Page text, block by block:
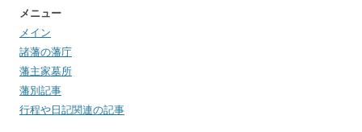
メニュー
メイン
諸藩の藩庁
藩主家墓所
藩別記事
行程や日記関連の記事